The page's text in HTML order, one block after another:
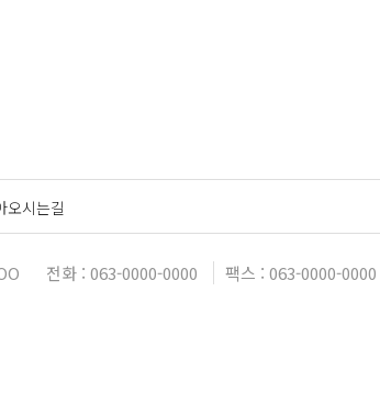
오시는길
전화 : 063-0000-0000
팩스 : 063-0000-0000